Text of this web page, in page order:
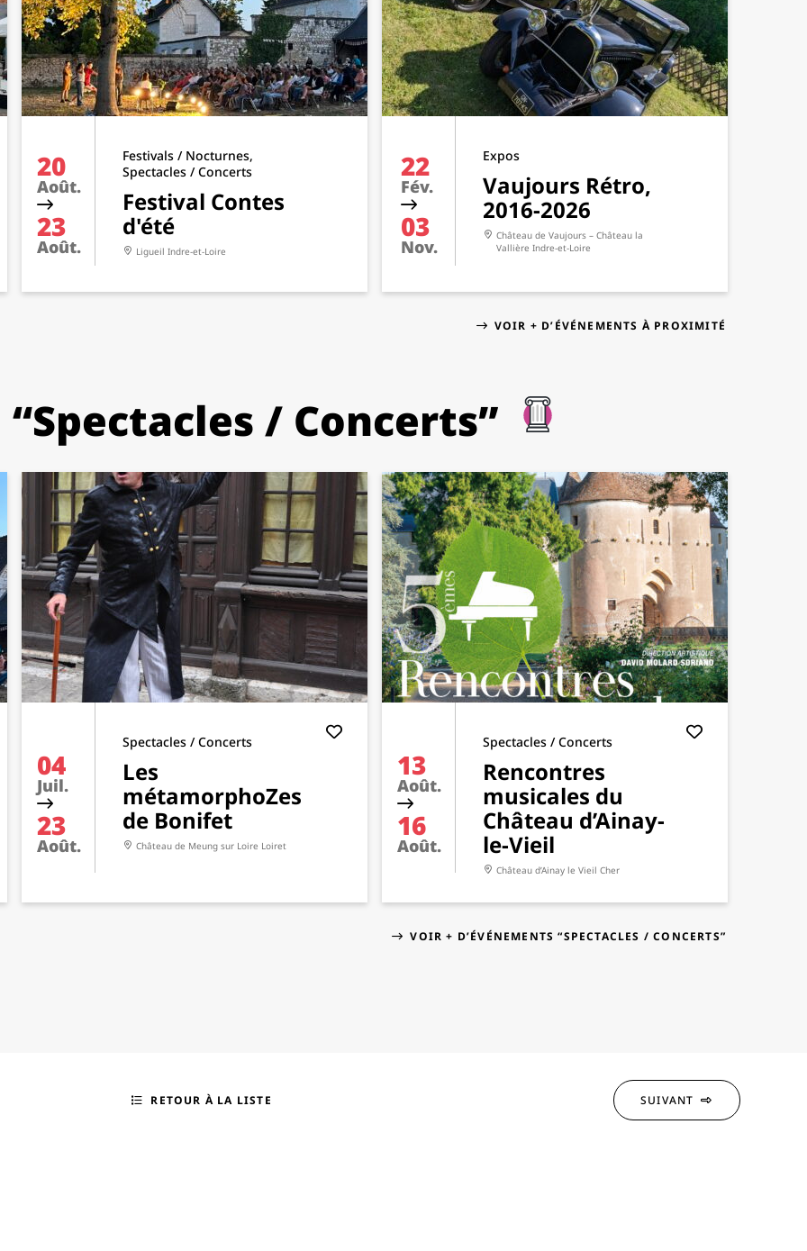
20
Août.
23
Août.
Festivals / Nocturnes,
Spectacles / Concerts
Festival Contes
d'été
Ligueil Indre-et-Loire
22
Fév.
03
Nov.
Expos
Vaujours Rétro,
2016-2026
Château de Vaujours – Château la
Vallière Indre-et-Loire
VOIR + D’ÉVÉNEMENTS À PROXIMITÉ
/ Concerts”
04
Juil.
23
Août.
Spectacles / Concerts
Les
métamorphoZes
de Bonifet
Château de Meung sur Loire Loiret
13
Août.
16
Août.
Spectacles / Concerts
Rencontres
musicales du
Château d’Ainay-
le-Vieil
Château d’Ainay le Vieil Cher
VOIR + D’ÉVÉNEMENTS “SPECTACLES / CONCERTS”
RETOUR À LA LISTE SUIVANT